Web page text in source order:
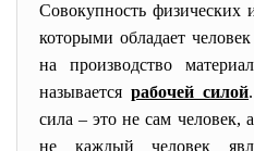
Совокупность физических
которыми обладает
на производство
называется рабочей силой
сила – это не сам человек,
не каждый человек